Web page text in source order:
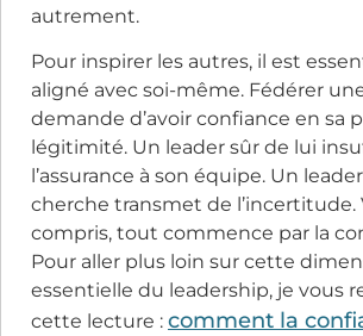
autrement.
Pour inspirer les autres, il est
aligné avec soi-même. Fédérer
demande d’avoir confiance en sa
légitimité. Un leader sûr de lui
l’assurance à son équipe. Un
cherche transmet de l’incertitude.
compris, tout commence par la
Pour aller plus loin sur cette
essentielle du leadership, je vous
cette lecture : comment la